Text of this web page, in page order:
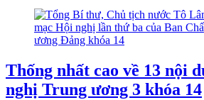
Thống nhất cao về 13 nội
nghị Trung ương 3 khóa 14